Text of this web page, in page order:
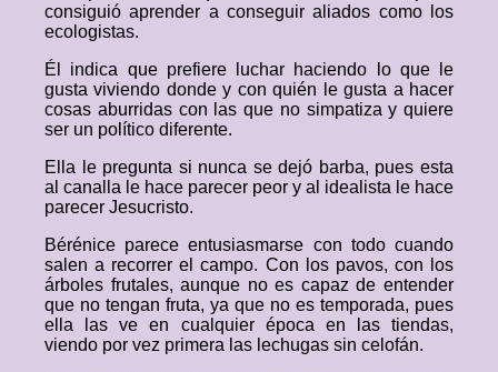
consiguió aprender a conseguir aliados como los
ecologistas.
Él indica que prefiere luchar haciendo lo que le
gusta viviendo donde y con quién le gusta a hacer
cosas aburridas con las que no simpatiza y quiere
ser un político diferente.
Ella le pregunta si nunca se dejó barba, pues esta
al canalla le hace parecer peor y al idealista le hace
parecer Jesucristo.
Bérénice parece entusiasmarse con todo cuando
salen a recorrer el campo. Con los pavos, con los
árboles frutales, aunque no es capaz de entender
que no tengan fruta, ya que no es temporada, pues
ella las ve en cualquier época en las tiendas,
viendo por vez primera las lechugas sin celofán.